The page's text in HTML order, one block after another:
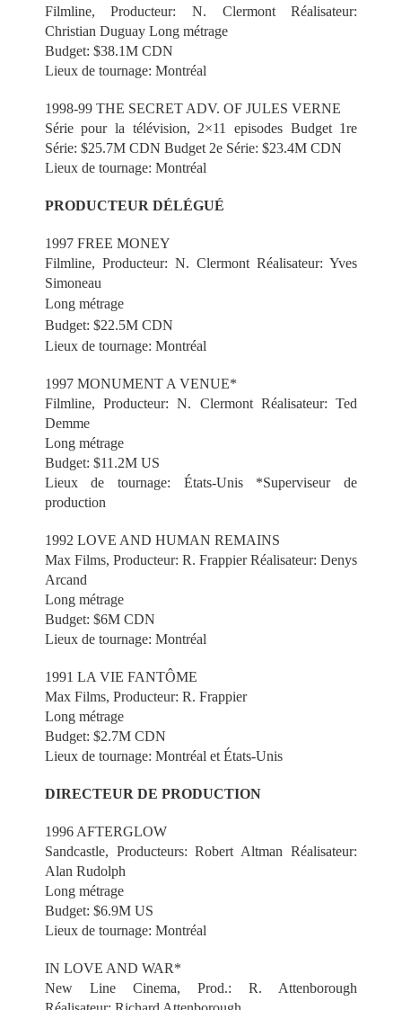
Filmline, Producteur: N. Clermont Réalisateur:
Christian Duguay Long métrage
Budget: $38.1M CDN
Lieux de tournage: Montréal
1998-99 THE SECRET ADV. OF JULES VERNE
Série pour la télévision, 2×11 episodes Budget 1re
Série: $25.7M CDN Budget 2e Série: $23.4M CDN
Lieux de tournage: Montréal
PRODUCTEUR DÉLÉGUÉ
1997 FREE MONEY
Filmline, Producteur: N. Clermont Réalisateur: Yves
Simoneau
Long métrage
Budget: $22.5M CDN
Lieux de tournage: Montréal
1997 MONUMENT A VENUE*
Filmline, Producteur: N. Clermont Réalisateur: Ted
Demme
Long métrage
Budget: $11.2M US
Lieux de tournage: États-Unis *Superviseur de
production
1992 LOVE AND HUMAN REMAINS
Max Films, Producteur: R. Frappier Réalisateur: Denys
Arcand
Long métrage
Budget: $6M CDN
Lieux de tournage: Montréal
1991 LA VIE FANTÔME
Max Films, Producteur: R. Frappier
Long métrage
Budget: $2.7M CDN
Lieux de tournage: Montréal et États-Unis
DIRECTEUR DE PRODUCTION
1996 AFTERGLOW
Sandcastle, Producteurs: Robert Altman Réalisateur:
Alan Rudolph
Long métrage
Budget: $6.9M US
Lieux de tournage: Montréal
IN LOVE AND WAR*
New Line Cinema, Prod.: R. Attenborough